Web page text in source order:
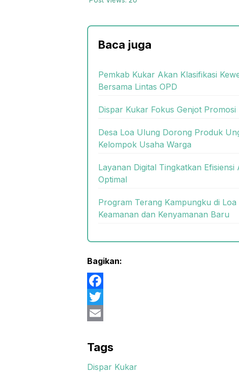
Baca juga
Pemkab Kukar Akan Klasifikasi
Bersama Lintas OPD
Dispar Kukar Fokus Genjot
Desa Loa Ulung Dorong Produk
Kelompok Usaha Warga
Layanan Digital Tingkatkan
Optimal
Program Terang Kampungku di
Keamanan dan Kenyamanan Baru
Bagikan:
F
a
e
b
T
i
t
m
a
Tags
Dispar Kukar